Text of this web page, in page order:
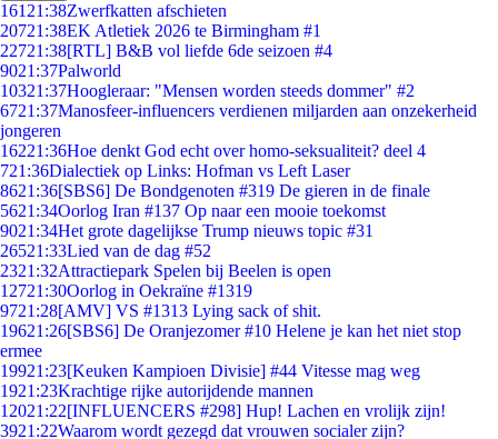
161 21:38Zwerfkatten afschieten
20721:38EK Atletiek 2026 te Birmingham #1
22721:38[RTL] B&B vol liefde 6de seizoen #4
9021:37Palworld
10321:37Hoogleraar: "Mensen worden steeds dommer" #2
6721:37Manosfeer-influencers verdienen miljarden aan onzekerheid
jongeren
16221:36Hoe denkt God echt over homo-seksualiteit? deel 4
721:36Dialectiek op Links: Hofman vs Left Laser
8621:36[SBS6] De Bondgenoten #319 De gieren in de finale
5621:34Oorlog Iran #137 Op naar een mooie toekomst
9021:34Het grote dagelijkse Trump nieuws topic #31
26521:33Lied van de dag #52
2321:32Attractiepark Spelen bij Beelen is open
12721:30Oorlog in Oekraïne #1319
9721:28[AMV] VS #1313 Lying sack of shit.
19621:26[SBS6] De Oranjezomer #10 Helene je kan het niet stop
ermee
19921:23[Keuken Kampioen Divisie] #44 Vitesse mag weg
1921:23Krachtige rijke autorijdende mannen
12021:22[INFLUENCERS #298] Hup! Lachen en vrolijk zijn!
3921:22Waarom wordt gezegd dat vrouwen socialer zijn?